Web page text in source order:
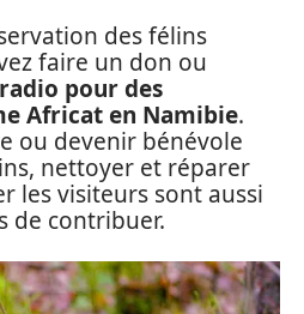
des félins
faire un don ou
pour des
Africat en Namibie.
ou devenir bénévole
nettoyer et réparer
les visiteurs sont aussi
de contribuer.